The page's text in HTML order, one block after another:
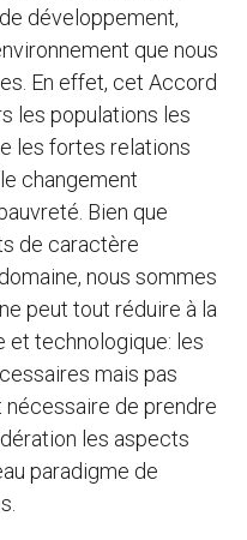
développement,
que nous
En effet, cet Accord
les populations les
les fortes relations
changement
Bien que
de caractère
nous sommes
peut tout réduire à la
et technologique: les
mais pas
de prendre
les aspects
paradigme de